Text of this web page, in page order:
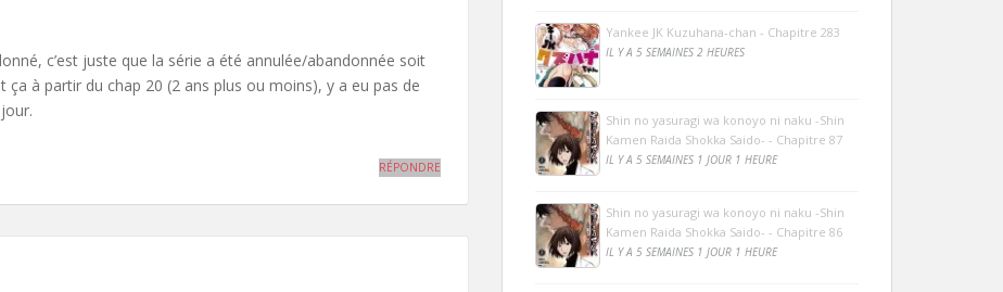
c’est juste que la série a été annulée/abandonnée soit
à partir du chap 20 (2 ans plus ou moins), y a eu pas de
RÉPONDRE
Yankee JK Kuzuhana-chan - Chapitre 283
IL Y A 5 SEMAINES 2 HEURES
Shin no yasuragi wa konoyo ni naku -Shin
Kamen Raida Shokka Saido- - Chapitre 87
IL Y A 5 SEMAINES 1 JOUR 1 HEURE
Shin no yasuragi wa konoyo ni naku -Shin
Kamen Raida Shokka Saido- - Chapitre 86
IL Y A 5 SEMAINES 1 JOUR 1 HEURE